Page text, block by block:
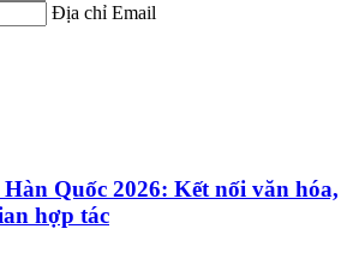
Địa chỉ Email
Quốc 2026: Kết nối văn hóa,
hợp tác